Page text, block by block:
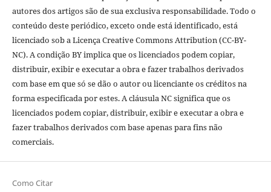
autores dos artigos são de sua exclusiva responsabilidade. Todo o
conteúdo deste periódico, exceto onde está identificado, está
licenciado sob a Licença Creative Commons Attribution (CC-BY-
NC). A condição BY implica que os licenciados podem copiar,
distribuir, exibir e executar a obra e fazer trabalhos derivados
com base em que só se dão o autor ou licenciante os créditos na
forma especificada por estes. A cláusula NC significa que os
licenciados podem copiar, distribuir, exibir e executar a obra e
fazer trabalhos derivados com base apenas para fins não
comerciais.
Como Citar